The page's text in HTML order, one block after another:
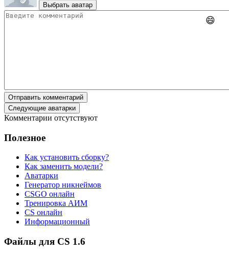
Выбрать аватар
😄
Отправить комментарий
Следующие аватарки
Комментарии отсутствуют
Полезное
Как установить сборку?
Как заменить модели?
Аватарки
Генератор никнеймов
CSGO онлайн
Тренировка АИМ
CS онлайн
Информационный
Файлы для CS 1.6